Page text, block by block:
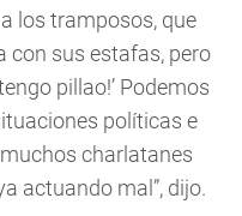
los tramposos, que
con sus estafas, pero
pillao!’ Podemos
políticas e
charlatanes
actuando mal”, dijo.